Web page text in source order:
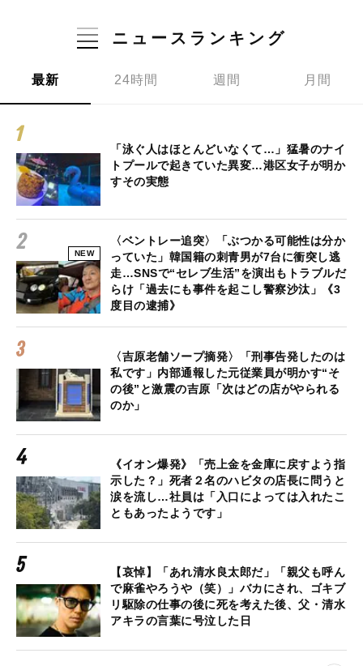
ニュースランキング
最新 24時間 週間 月間
「泳ぐ人はほとんどいなくて…」猛暑のナイ
トプールで起きていた異変…港区女子が明か
すその実態
NEW
〈ベントレー追突〉「ぶつかる可能性は分か
っていた」韓国籍の刺青男が7台に衝突し逃
走…SNSで“セレブ生活”を演出もトラブルだ
らけ「過去にも事件を起こし警察沙汰」《3
度目の逮捕》
〈吉原老舗ソープ摘発〉「刑事告発したのは
私です」内部通報した元従業員が明かす“そ
の後”と激震の吉原「次はどの店がやられる
のか」
《イオン爆発》「売上金を金庫に戻すよう指
示した？」死者２名のハビタの店長に問うと
涙を流し…社員は「入口によっては入れたこ
ともあったようです」
【哀悼】「あれ清水良太郎だ」「親父も呼ん
で麻雀やろうや（笑）」バカにされ、ゴキブ
リ駆除の仕事の後に死を考えた後、父・清水
アキラの言葉に号泣した日